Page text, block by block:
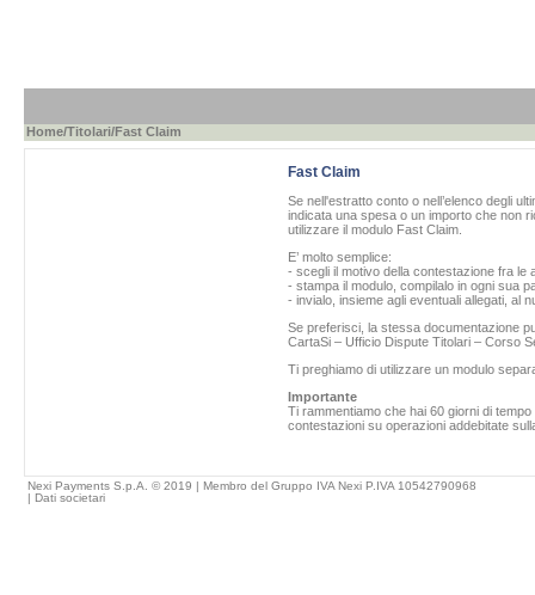
Home/Titolari/Fast Claim
Fast Claim
Se nell'estratto conto o nell’elenco degli
indicata una spesa o un importo che non
utilizzare il modulo Fast Claim.
E’ molto semplice:
- scegli il motivo della contestazione fra le
- stampa il modulo, compilalo in ogni sua
- invialo, insieme agli eventuali allegati, al
Se preferisci, la stessa documentazione
CartaSi – Ufficio Dispute Titolari – Corso
Ti preghiamo di utilizzare un modulo
Importante
Ti rammentiamo che hai 60 giorni di
contestazioni su operazioni addebitate
Nexi Payments S.p.A. © 2019 | Membro del Gruppo IVA Nexi P.IVA 10542790968
| Dati societari